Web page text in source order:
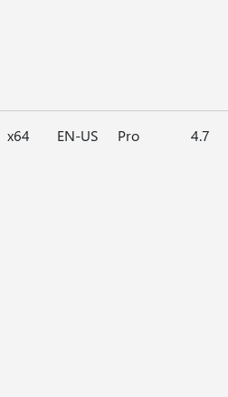
x64 EN-US Pro 4.7